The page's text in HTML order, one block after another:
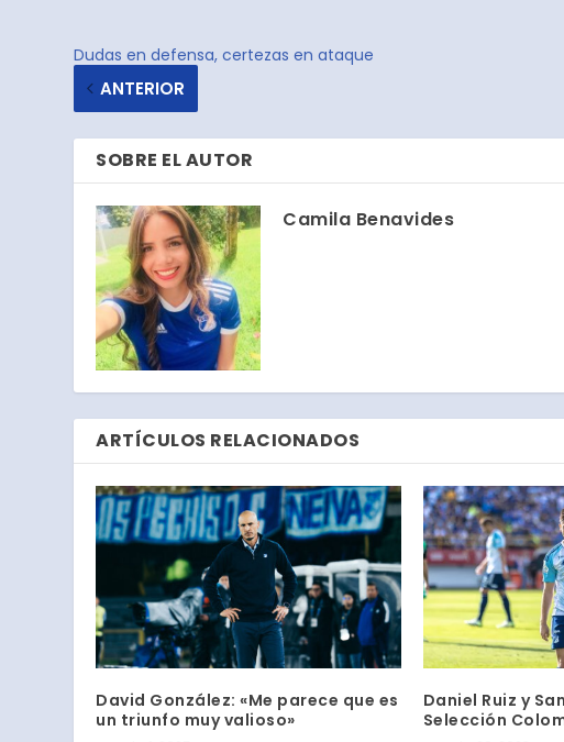
Dudas en defensa, certezas en ataque
ANTERIOR
SOBRE EL AUTOR
Camila Benavides
ARTÍCULOS RELACIONADOS
David González: «Me parece que es
un triunfo muy valioso»
Daniel Ruiz y
Selección